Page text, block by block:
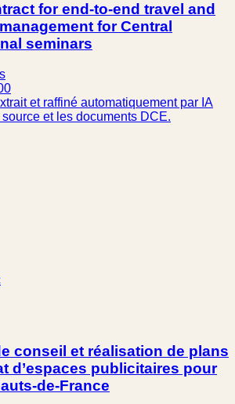
for end-to-end travel and
for Central
seminars
et raffiné automatiquement par IA
et les documents DCE.
conseil et réalisation de plans
d’espaces publicitaires pour
de-France